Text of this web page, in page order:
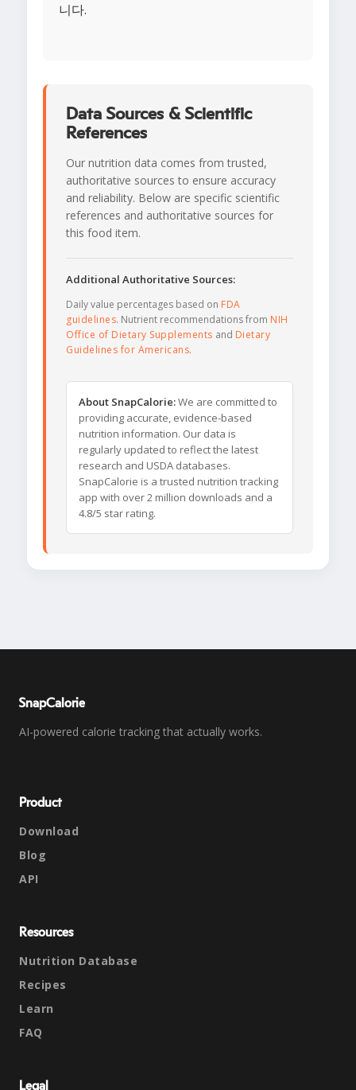
니다.
Data Sources & Scientific
References
Our nutrition data comes from trusted,
authoritative sources to ensure accuracy
and reliability. Below are specific scientific
references and authoritative sources for
this food item.
Additional Authoritative Sources:
Daily value percentages based on FDA
guidelines. Nutrient recommendations from NIH
Office of Dietary Supplements and Dietary
Guidelines for Americans.
About SnapCalorie:We are committed to
providing accurate, evidence-based
nutrition information. Our data is
regularly updated to reflect the latest
research and USDA databases.
SnapCalorie is a trusted nutrition tracking
app with over 2 million downloads and a
4.8/5 star rating.
SnapCalorie
AI-powered calorie tracking that actually works.
Product
Download
Blog
API
Resources
Nutrition Database
Recipes
Learn
FAQ
Legal